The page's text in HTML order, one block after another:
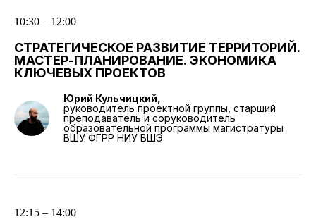
10:30 – 12:00
СТРАТЕГИЧЕСКОЕ РАЗВИТИЕ ТЕРРИТОРИЙ.
МАСТЕР-ПЛАНИРОВАНИЕ. ЭКОНОМИКА
КЛЮЧЕВЫХ ПРОЕКТОВ
Юрий Кульчицкий,
руководитель проектной группы, старший
преподаватель и соруководитель
образовательной программы магистратуры
ВШУ ФГРР НИУ ВШЭ
12:15 – 14:00